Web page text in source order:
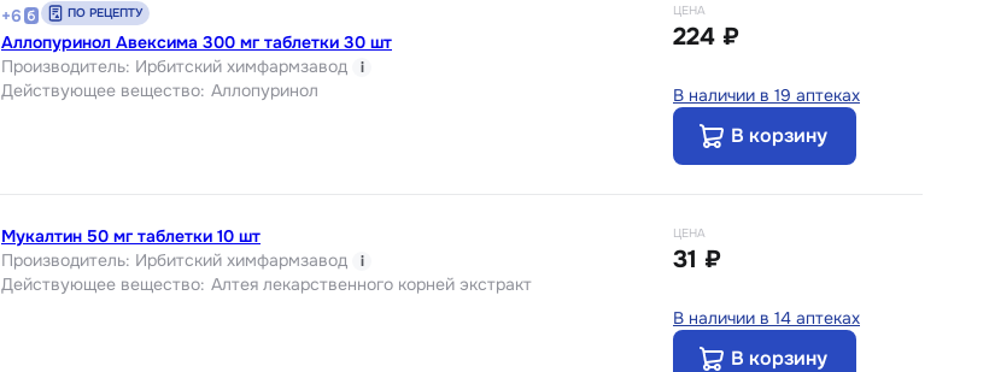
+6 ПО РЕЦЕПТУ
Аллопуринол Авексима 300 мг таблетки 30 шт
Производитель: Ирбитский химфармзавод i
Действующее вещество: Аллопуринол
ЦЕНА
224 ₽
В наличии в 19 аптеках
В корзину
Мукалтин 50 мг таблетки 10 шт
Производитель: Ирбитский химфармзавод i
Действующее вещество: Алтея лекарственного корней экстракт
ЦЕНА
31 ₽
В наличии в 14 аптеках
В корзину